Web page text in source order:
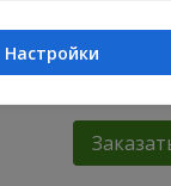
Настройки